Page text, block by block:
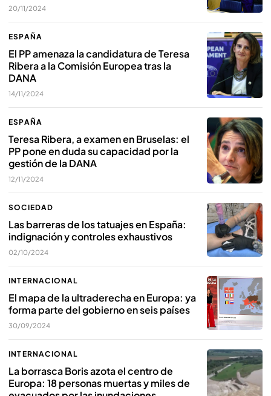
20/11/2024
ESPAÑA
El PP amenaza la candidatura de Teresa
Ribera a la Comisión Europea tras la
DANA
14/11/2024
ESPAÑA
Teresa Ribera, a examen en Bruselas: el
PP pone en duda su capacidad por la
gestión de la DANA
12/11/2024
SOCIEDAD
Las barreras de los tatuajes en España:
indignación y controles exhaustivos
02/10/2024
INTERNACIONAL
El mapa de la ultraderecha en Europa: ya
forma parte del gobierno en seis países
30/09/2024
INTERNACIONAL
La borrasca Boris azota el centro de
Europa: 18 personas muertas y miles de